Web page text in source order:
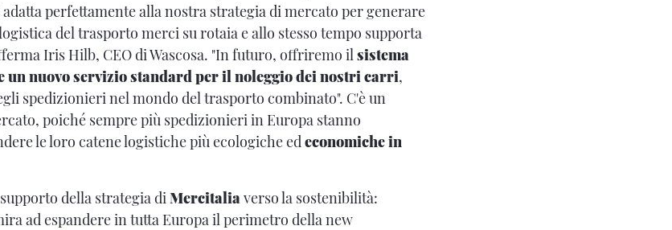
adatta perfettamente alla nostra strategia di mercato per generare
del trasporto merci su rotaia e allo stesso tempo supporta
Iris Hilb, CEO di Wascosa. "In futuro, offriremo il sistema
un nuovo servizio standard per il noleggio dei nostri carri,
spedizionieri nel mondo del trasporto combinato". C'è un
poiché sempre più spedizionieri in Europa stanno
le loro catene logistiche più ecologiche ed economiche in
della strategia di Mercitalia verso la sostenibilità:
ad espandere in tutta Europa il perimetro della new